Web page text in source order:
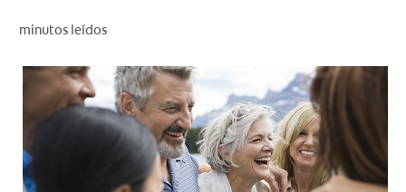
PARA PROFESIONALES
CL (ES)
minutos leídos